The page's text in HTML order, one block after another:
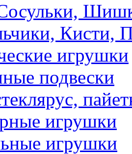
Кисти,
игрушки
подвески
игрушки
игрушки